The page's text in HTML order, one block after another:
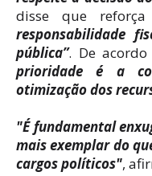
disse que reforça
responsabilidade
pública”. De
prioridade é a
otimização dos
"É fundamental
mais exemplar do
cargos políticos",